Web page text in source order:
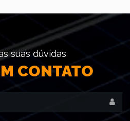
suas dúvidas
CONTATO